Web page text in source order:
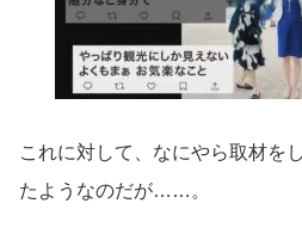
これに対して、なにやら取材を
たようなのだが……。